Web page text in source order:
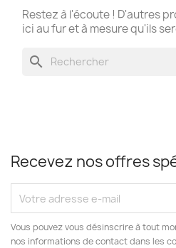
Restez à l'écoute ! D'autres
ici au fur et à mesure qu'ils
search
Recevez nos offres
Vous pouvez vous désinscrire à tout
nos informations de contact dans les